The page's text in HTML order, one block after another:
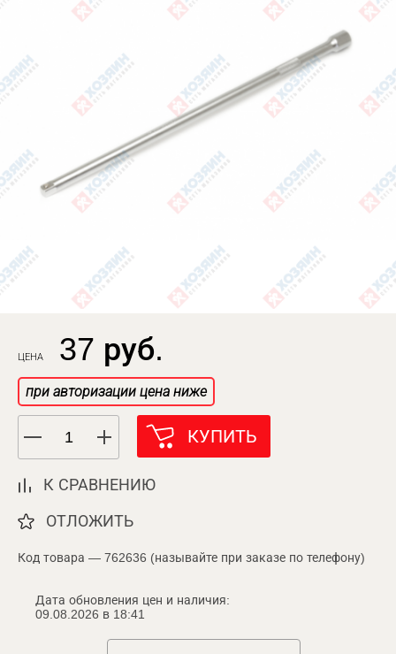
ЦЕНА 37 руб.
при авторизации цена ниже
КУПИТЬ
К СРАВНЕНИЮ
ОТЛОЖИТЬ
Код товара — 762636 (называйте при заказе по телефону)
Дата обновления цен и наличия:
09.08.2026 в 18:41